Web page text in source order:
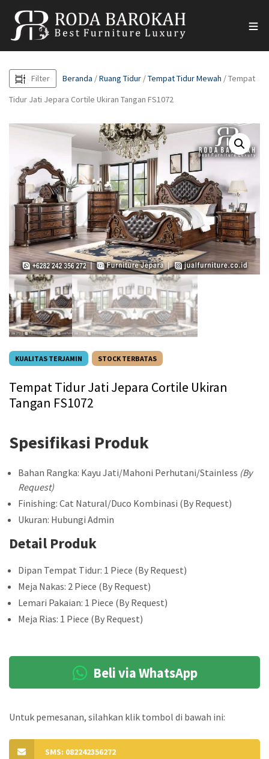
Filter Beranda /Ruang Tidur /Tempat Tidur Mewah / Tempat
Tidur Jati Jepara Cortile Ukiran Tangan FS1072
KUALITAS TERJAMIN STOCK TERBATAS
Tempat Tidur Jati Jepara Cortile Ukiran
Tangan FS1072
Spesifikasi Produk
Bahan Rangka: Kayu Jati/Mahoni Perhutani/Stainless (By
Request)
Finishing: Cat Natural/Duco Kombinasi (By Request)
Ukuran: Hubungi Admin
Detail Produk
Dipan Tempat Tidur: 1 Piece (By Request)
Meja Nakas: 2 Piece (By Request)
Lemari Pakaian: 1 Piece (By Request)
Meja Rias: 1 Piece (By Request)
Beli via WhatsApp
Untuk pemesanan, silahkan klik tombol di bawah ini:
SMS: 082242356272